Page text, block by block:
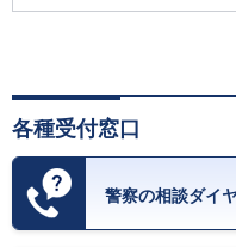
各種受付窓口
警察の相談ダイ